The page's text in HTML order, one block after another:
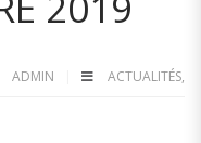
ADMIN ACTUALITÉS,